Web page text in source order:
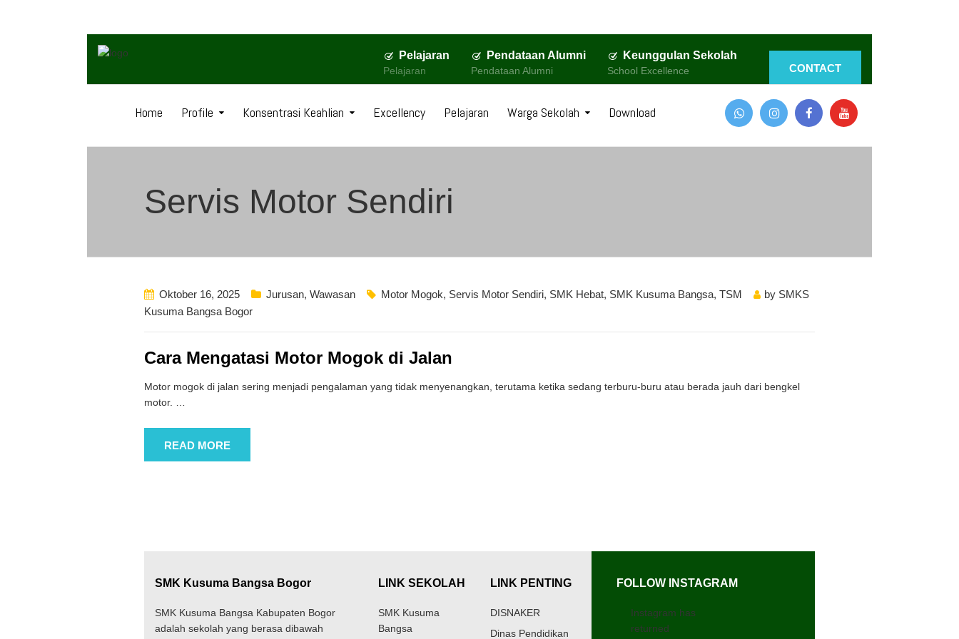
CONTACT
Keunggulan Sekolah
School Excellence
Pendataan Alumni
Pendataan Alumni
Pelajaran
Pelajaran
Home Profile Konsentrasi Keahlian Excellency Pelajaran Warga Sekolah Download
Servis Motor Sendiri
Oktober 16, 2025 Jurusan, Wawasan Motor Mogok, Servis Motor Sendiri, SMK Hebat, SMK Kusuma Bangsa, TSM by SMKS
Kusuma Bangsa Bogor
Cara Mengatasi Motor Mogok di Jalan
Motor mogok di jalan sering menjadi pengalaman yang tidak menyenangkan, terutama ketika sedang terburu-buru atau berada jauh dari bengkel
motor.
READ MORE
SMK Kusuma Bangsa Bogor
SMK Kusuma Bangsa Kabupaten Bogor
adalah sekolah yang berasa dibawah
LINK SEKOLAH
SMK Kusuma
Bangsa
LINK PENTING
DISNAKER
Dinas Pendidikan
FOLLOW INSTAGRAM
Instagram has
returned